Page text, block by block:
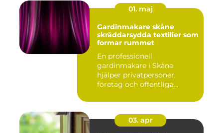
01. maj
Gardinmakare skåne
skräddarsydda textilier som
formar rummet
En professionell
gardinmakare i Skåne
hjälper privatpersoner,
företag och offentliga
03. apr